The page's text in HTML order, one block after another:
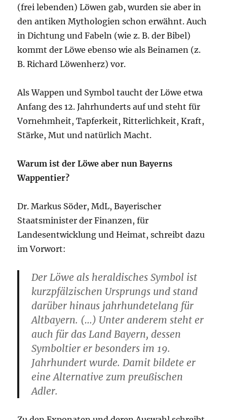
(frei lebenden) Löwen gab, wurden sie aber in
den antiken Mythologien schon erwähnt. Auch
in Dichtung und Fabeln (wie z. B. der Bibel)
kommt der Löwe ebenso wie als Beinamen (z.
B. Richard Löwenherz) vor.
Als Wappen und Symbol taucht der Löwe etwa
Anfang des 12. Jahrhunderts auf und steht für
Vornehmheit, Tapferkeit, Ritterlichkeit, Kraft,
Stärke, Mut und natürlich Macht.
Warum ist der Löwe aber nun Bayerns
Wappentier?
Dr. Markus Söder, MdL, Bayerischer
Staatsminister der Finanzen, für
Landesentwicklung und Heimat, schreibt dazu
im Vorwort:
Der Löwe als heraldisches Symbol ist
kurzpfälzischen Ursprungs und stand
darüber hinaus jahrhundetelang für
Altbayern. (…) Unter anderem steht er
auch für das Land Bayern, dessen
Symboltier er besonders im 19.
Jahrhundert wurde. Damit bildete er
eine Alternative zum preußischen
Adler.